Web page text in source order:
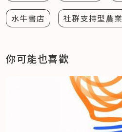
水牛書店 社群支持型農業
你可能也喜歡